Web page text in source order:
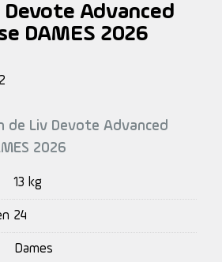
Devote Advanced
DAMES 2026
de Liv Devote Advanced
2026
13 kg
24
Dames